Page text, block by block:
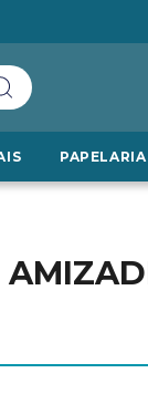
PAPELARIA